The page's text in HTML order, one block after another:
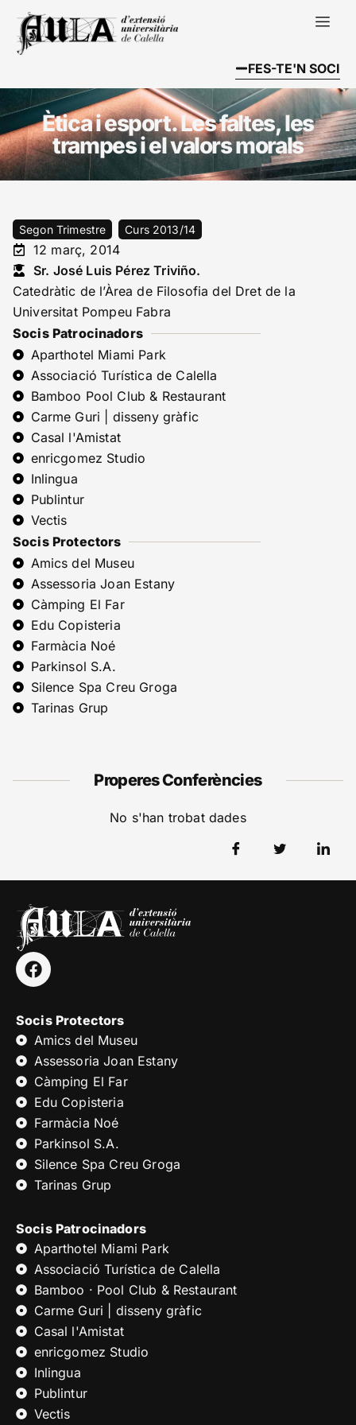
FES-TE'N SOCI
Ètica i esport. Les faltes, les
trampes i el valors morals
Segon Trimestre Curs 2013/14
12 març, 2014
Sr. José Luis Pérez Triviño.
Catedràtic de l’Àrea de Filosofia del Dret de la
Universitat Pompeu Fabra
Socis Patrocinadors
Aparthotel Miami Park
Associació Turística de Calella
Bamboo Pool Club & Restaurant
Carme Guri | disseny gràfic
Casal l'Amistat
enricgomez Studio
Inlingua
Publintur
Vectis
Socis Protectors
Amics del Museu
Assessoria Joan Estany
Càmping El Far
Edu Copisteria
Farmàcia Noé
Parkinsol S.A.
Silence Spa Creu Groga
Tarinas Grup
Properes Conferències
No s'han trobat dades
Socis Protectors
Amics del Museu
Assessoria Joan Estany
Càmping El Far
Edu Copisteria
Farmàcia Noé
Parkinsol S.A.
Silence Spa Creu Groga
Tarinas Grup
Socis Patrocinadors
Aparthotel Miami Park
Associació Turística de Calella
Bamboo · Pool Club & Restaurant
Carme Guri | disseny gràfic
Casal l'Amistat
enricgomez Studio
Inlingua
Publintur
Vectis